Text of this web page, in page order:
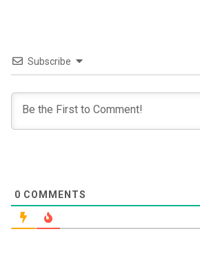
Subscribe
0 COMMENTS